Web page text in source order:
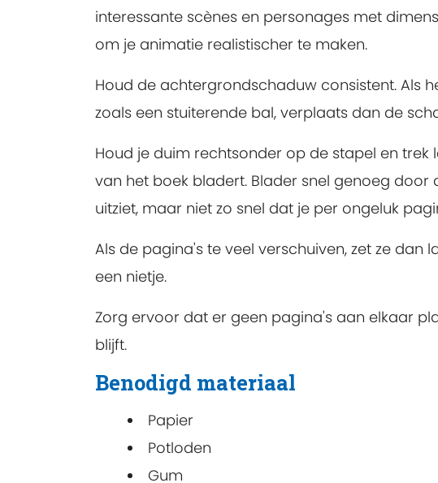
interessante scènes en personages met
om je animatie realistischer te maken.
Houd de achtergrondschaduw consistent. Als
zoals een stuiterende bal, verplaats dan de
Houd je duim rechtsonder op de stapel en
van het boek bladert. Blader snel genoeg
uitziet, maar niet zo snel dat je per ongeluk
Als de pagina's te veel verschuiven, zet ze
een nietje.
Zorg ervoor dat er geen pagina's aan elkaar
blijft.
Benodigd materiaal
Papier
Potloden
Gum